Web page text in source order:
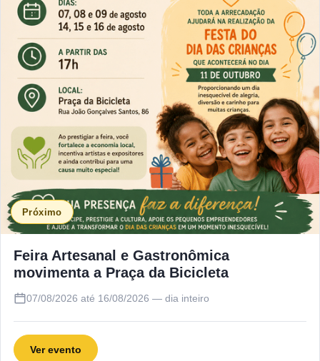
Próximo
Feira Artesanal e Gastronômica
movimenta a Praça da Bicicleta
07/08/2026 até 16/08/2026 — dia inteiro
Ver evento